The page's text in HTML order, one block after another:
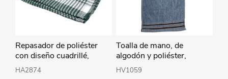
Repasador de poliéster
con diseño cuadrillé,
PACKx12, varios colores
HA2874
Toalla de mano, de
algodón y poliéster,
32x72cm, varios colores
HV1059